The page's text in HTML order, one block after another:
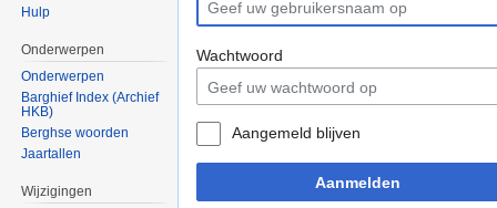
Wachtwoord
Aangemeld blijven
Aanmelden
Hulp
Onderwerpen
Onderwerpen
Barghief Index (Archief
HKB)
Berghse woorden
Jaartallen
Wijzigingen